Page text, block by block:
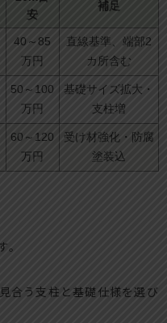
安
補足
40～85
万円
直線基準、端部2
カ所含む
50～100
万円
基礎サイズ拡大・
支柱増
60～120
万円
受け材強化・防腐
塗装込
合う支柱と基礎仕様を選び